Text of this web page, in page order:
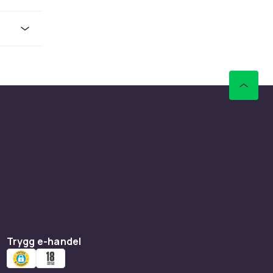
för
din
är
Trygg e-handel